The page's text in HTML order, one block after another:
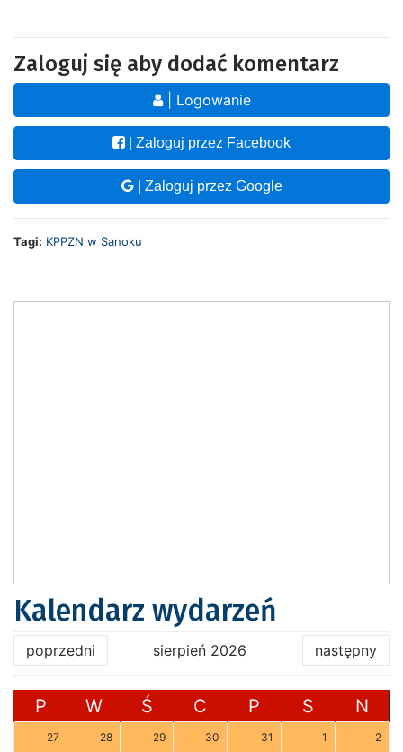
Zaloguj się aby dodać komentarz
| Logowanie
| Zaloguj przez Facebook
| Zaloguj przez Google
Tagi: KPPZN w Sanoku
Kalendarz wydarzeń
poprzedni sierpień 2026 następny
P W Ś C P S N
27 28 29 30 31 1 2